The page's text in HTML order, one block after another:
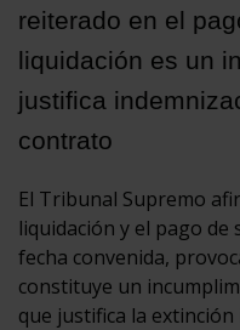
reiterado en el
liquidación es un
justifica
contrato
El Tribunal Supremo
liquidación y el pago
fecha convenida,
constituye un
que justifica la